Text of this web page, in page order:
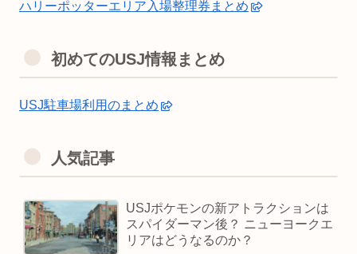
ハリーポッターエリア入場整理券まとめ
初めてのUSJ情報まとめ
USJ駐車場利用のまとめ
人気記事
USJポケモンの新アトラクションは
スパイダーマン後？ ニューヨークエ
リアはどうなるのか？